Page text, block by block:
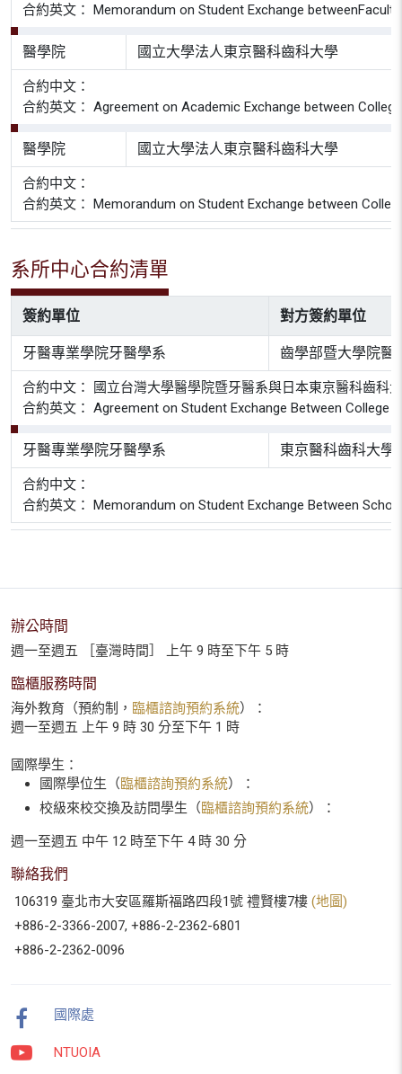
合約英文： Memorandum on Student Exchange
醫學院 國立大學法人東京醫科齒科大學
合約中文：
合約英文： Agreement on Academic Exchange between
醫學院 國立大學法人東京醫科齒科大學
合約中文：
合約英文： Memorandum on Student Exchange between
系所中心合約清單
簽約單位 對方簽約單位
牙醫專業學院牙醫學系 齒學部暨大學院醫
合約中文： 國立台灣大學醫學院暨牙醫系與日本東京醫科齒科
合約英文： Agreement on Student Exchange Between College
牙醫專業學院牙醫學系 東京醫科齒科大學
合約中文：
合約英文： Memorandum on Student Exchange Between
辦公時間
週一至週五 ［臺灣時間］ 上午 9 時至下午 5 時
臨櫃服務時間
海外教育（預約制， 臨櫃諮詢預約系統）：
週一至週五 上午 9 時 30 分至下午 1 時
國際學生：
國際學位生（臨櫃諮詢預約系統）：
校級來校交換及訪問學生（臨櫃諮詢預約系統）：
週一至週五 中午 12 時至下午 4 時 30 分
聯絡我們
106319 臺北市大安區羅斯福路四段1號 禮賢樓7樓 (地圖)
+886-2-3366-2007, +886-2-2362-6801
+886-2-2362-0096
國際處
NTUOIA